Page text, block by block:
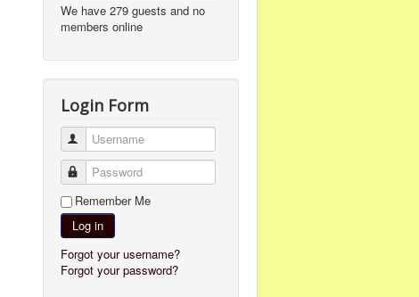
We have 279 guests and no
members online
Login Form
Username
Password
Remember Me
Log in
Forgot your username?
Forgot your password?